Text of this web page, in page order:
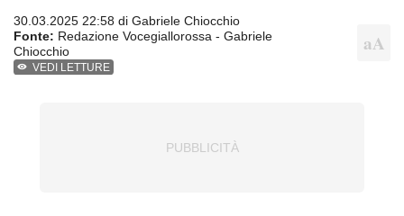
30.03.2025 22:58 di Gabriele Chiocchio
Fonte: Redazione Vocegiallorossa - Gabriele
Chiocchio
VEDI LETTURE